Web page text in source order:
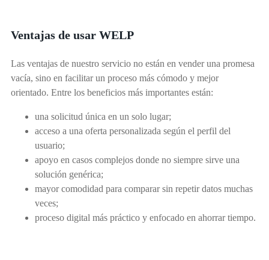
Ventajas de usar WELP
Las ventajas de nuestro servicio no están en vender una promesa
vacía, sino en facilitar un proceso más cómodo y mejor
orientado. Entre los beneficios más importantes están:
una solicitud única en un solo lugar;
acceso a una oferta personalizada según el perfil del
usuario;
apoyo en casos complejos donde no siempre sirve una
solución genérica;
mayor comodidad para comparar sin repetir datos muchas
veces;
proceso digital más práctico y enfocado en ahorrar tiempo.